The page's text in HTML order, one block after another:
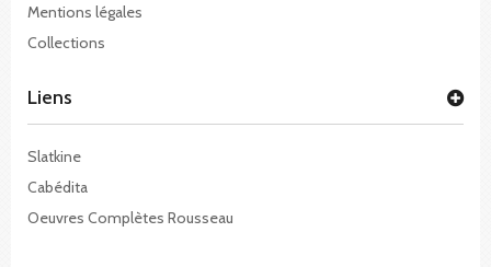
Mentions légales
Collections
Liens
Slatkine
Cabédita
Oeuvres Complètes Rousseau